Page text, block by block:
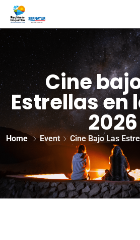
Cine
Estrellas en
2026
Home Event Cine Bajo Las